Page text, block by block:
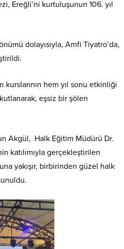
Ereğli’ni kurtuluşunun 106. yıl
dolayısıyla, Amfi Tiyatro’da,
kurslarının hem yıl sonu etkinliği
eşsiz bir şölen
Akgül, Halk Eğitim Müdürü Dr.
katılımıyla gerçekleştirilen
yakışır, birbirinden güzel halk